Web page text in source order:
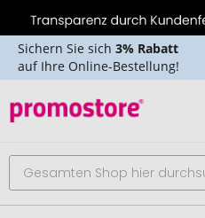
Sichern Sie sich 3% Rabatt
auf Ihre Online-Bestellung!